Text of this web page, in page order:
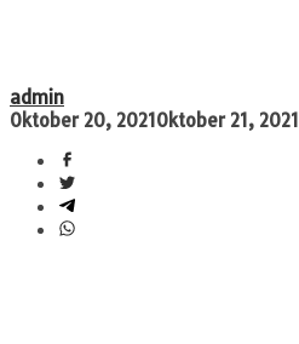
admin
Oktober 20, 2021Oktober 21, 2021